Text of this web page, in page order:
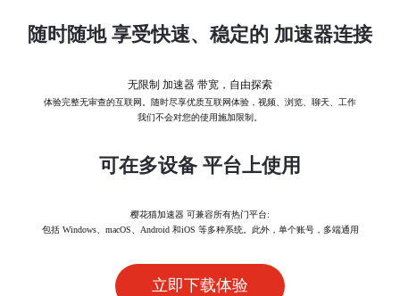
随时随地 享受快速、稳定的 加速器连接
无限制 加速器 带宽，自由探索
体验完整无审查的互联网。随时尽享优质互联网体验，视频、浏览、聊天、工作
我们不会对您的使用施加限制。
可在多设备 平台上使用
樱花猫加速器 可兼容所有热门平台:
包括 Windows、macOS、Android 和iOS 等多种系统。此外，单个账号，多端通用
立即下载体验